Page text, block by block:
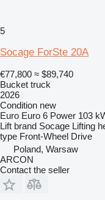
5
Socage ForSte 20A
€77,800 ≈ $89,740
Bucket truck
2026
Condition new
Euro Euro 6 Power 103
Lift brand Socage Lifting
type Front-Wheel Drive
Poland, Warsaw
ARCON
Contact the seller